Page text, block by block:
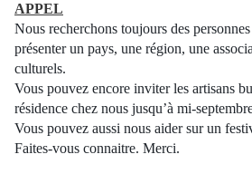
APPEL
Nous recherchons toujours des
présenter un pays, une région, une
culturels.
Vous pouvez encore inviter les artisans
résidence chez nous jusqu’à mi-
Vous pouvez aussi nous aider sur un
Faites-vous connaitre. Merci.